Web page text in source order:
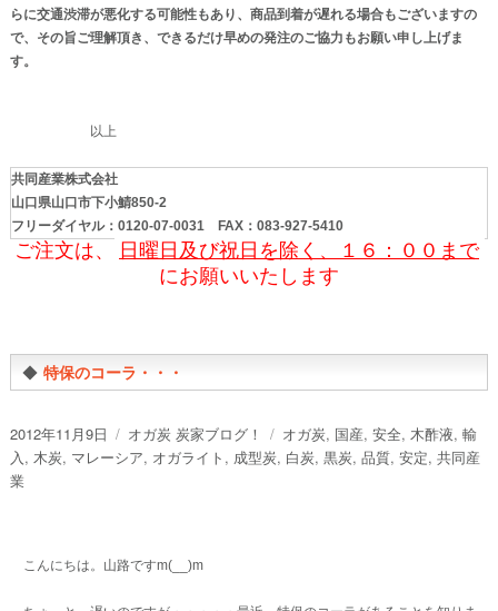
らに交通渋滞が悪化する可能性もあり、商品到着が遅れる場合もございますの
で、その旨ご理解頂き、できるだけ早めの発注のご協力もお願い申し上げま
す。
以上
共同産業株式会社
山口県山口市下小鯖850-2
フリーダイヤル：0120-07-0031 FAX：083-927-5410
ご注文は、
日曜日及び祝日を除く、１６：００まで
にお願いいたします
◆ 特保のコーラ・・・
投
稿
日:
2012年11月9日
カ
テ
オガ炭 炭家ブログ！
タ
グ
オガ炭, 国産, 安全, 木酢液, 輸
入 , 木炭, マレーシア, オガライト , 成型炭, 白炭, 黒炭, 品質, 安定, 共同産
業
こんにちは。山路ですm(__)m